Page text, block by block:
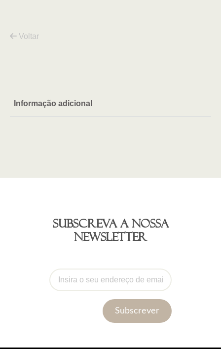
Voltar
Informação adicional
Subscreva a nossa
newsletter
Subscrever